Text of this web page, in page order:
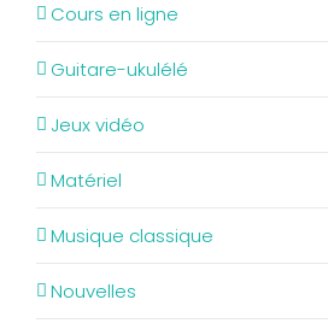
Cours en ligne
Guitare-ukulélé
Jeux vidéo
Matériel
Musique classique
Nouvelles